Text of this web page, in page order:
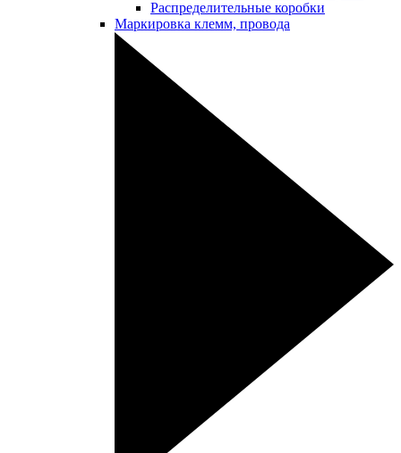
Распределительные коробки
Маркировка клемм, провода